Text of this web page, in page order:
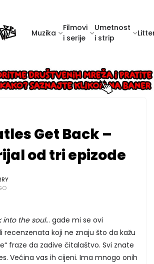
Muzika
Filmovi
i serije
Umetnost
i strip
Get Back –
od tri epizode
into the soul... gade mi se ovi
recenzenata koji ne znaju što da kažu
fraze da zadive čitalaštvo. Svi znate
Većina vas ih cijeni. Ima mnogo onih